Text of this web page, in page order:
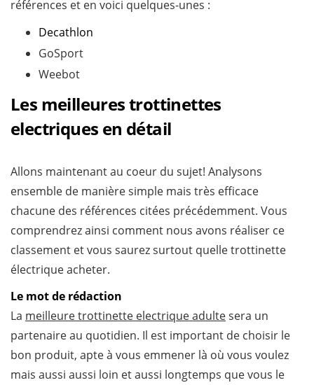
références et en voici quelques-unes :
Decathlon
GoSport
Weebot
Les meilleures trottinettes
electriques en détail
Allons maintenant au coeur du sujet! Analysons
ensemble de manière simple mais très efficace
chacune des références citées précédemment. Vous
comprendrez ainsi comment nous avons réaliser ce
classement et vous saurez surtout quelle trottinette
électrique acheter.
Le mot de rédaction
La meilleure trottinette electrique adultesera un
partenaire au quotidien. Il est important de choisir le
bon produit, apte à vous emmener là où vous voulez
mais aussi aussi loin et aussi longtemps que vous le